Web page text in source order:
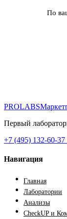
По
PROLABS
Первый
+7 (495) 132-60-37
Навигация
Главная
Лаборатории
Анализы
CheckUP и